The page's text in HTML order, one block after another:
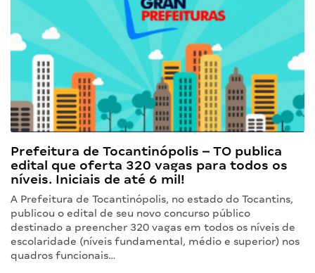
Prefeitura de Tocantinópolis – TO publica
edital que oferta 320 vagas para todos os
níveis. Iniciais de até 6 mil!
A Prefeitura de Tocantinópolis, no estado do Tocantins,
publicou o edital de seu novo concurso público
destinado a preencher 320 vagas em todos os níveis de
escolaridade (níveis fundamental, médio e superior) nos
quadros funcionais…